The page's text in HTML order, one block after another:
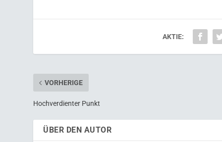
AKTIE:
VORHERIGE
Hochverdienter Punkt
ÜBER DEN AUTOR